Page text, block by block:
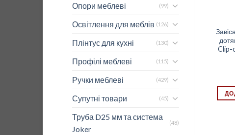
Опори меблеві (99)
Освітлення для меблів (126)
Плінтус для кухні (130)
Профілі меблеві (115)
Ручки меблеві (429)
Супутні товари (45)
Труба D25 мм та система
Joker
(48)
Clip-
дотяг.та 3D планкою
Clip-on ZM-HCKT165-
ДОДАТИ В КОШИК
Soft close E.Motion